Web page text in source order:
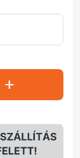
add